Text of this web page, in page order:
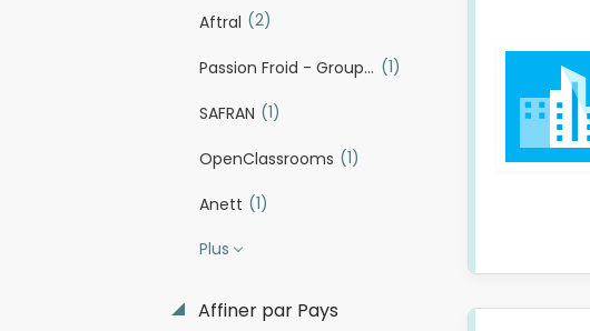
Aftral (2)
Passion Froid - Groupe Pomona (1)
SAFRAN (1)
OpenClassrooms (1)
Anett (1)
Plus
Affiner par Pays